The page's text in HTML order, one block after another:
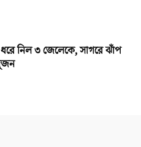
নিল ৩ জেলেকে, সাগরে ঝাঁপ